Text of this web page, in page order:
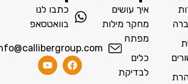
איך עושים
מחקר מילות
מפתח
כלים
לבדיקת
כתבו לנו
בוואטסאפ
info@callibergroup.com